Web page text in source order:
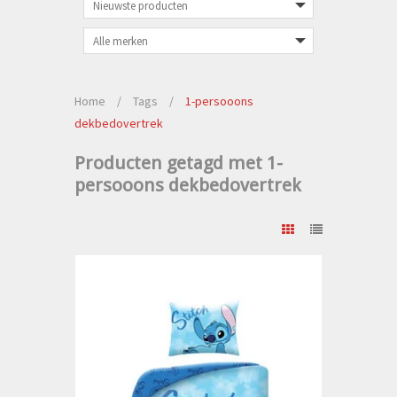
Home / Tags /
1-persooons
dekbedovertrek
Producten getagd met 1-
persooons dekbedovertrek